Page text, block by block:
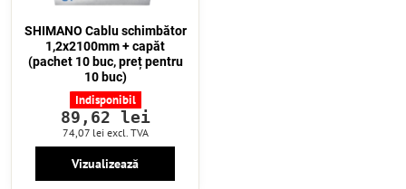
SHIMANO Cablu schimbător
1,2x2100mm + capăt
(pachet 10 buc, preț pentru
10 buc)
Indisponibil
89,62 lei
74,07 lei excl. TVA
Vizualizează